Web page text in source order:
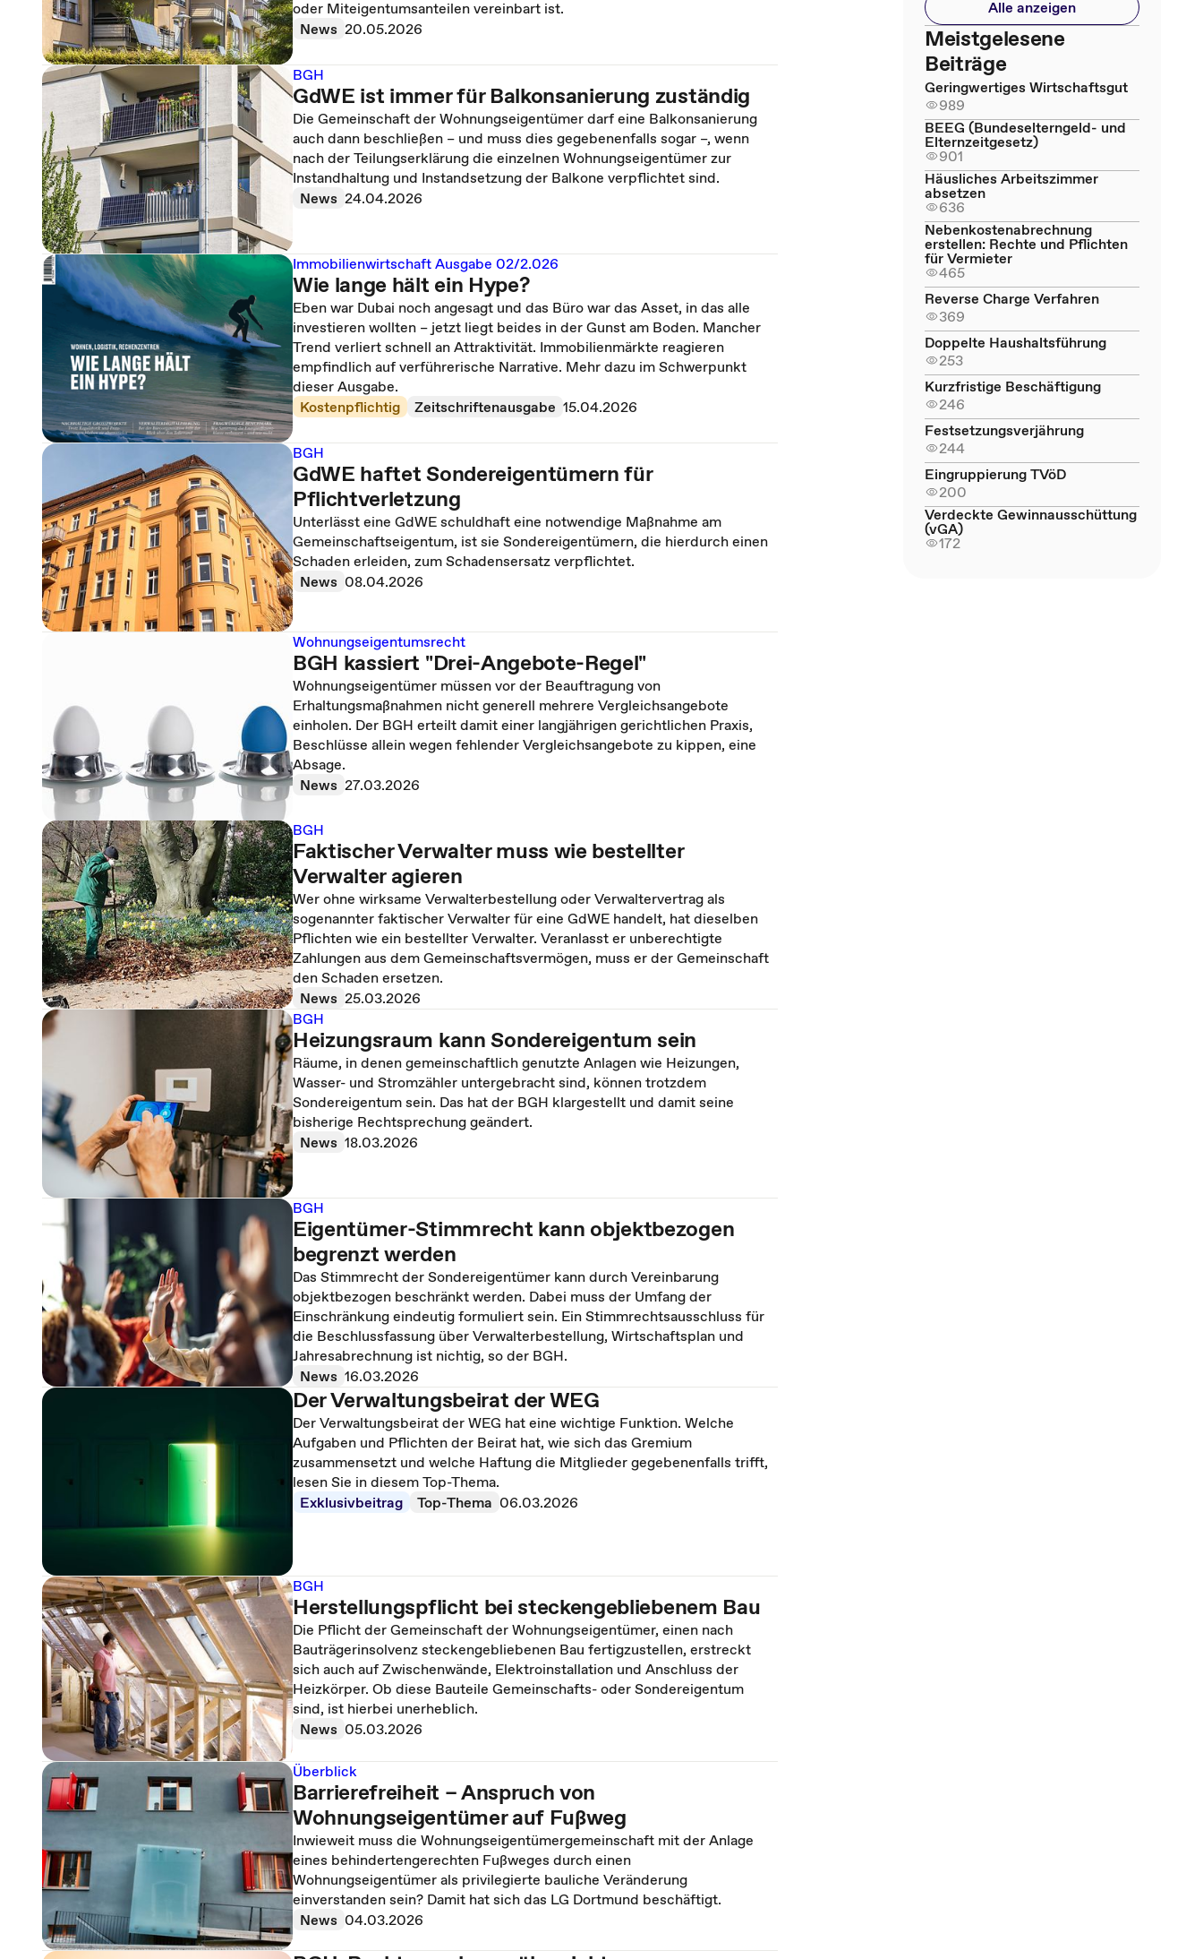
oder Miteigentumsanteilen vereinbart ist.
News 20.05.2026
BGH
GdWE ist immer für Balkonsanierung zuständig
Die Gemeinschaft der Wohnungseigentümer darf eine Balkonsanierung
auch dann beschließen – und muss dies gegebenenfalls sogar –, wenn
nach der Teilungserklärung die einzelnen Wohnungseigentümer zur
Instandhaltung und Instandsetzung der Balkone verpflichtet sind.
News 24.04.2026
Immobilienwirtschaft Ausgabe 02/2.026
Wie lange hält ein Hype?
Eben war Dubai noch angesagt und das Büro war das Asset, in das alle
investieren wollten – jetzt liegt beides in der Gunst am Boden. Mancher
Trend verliert schnell an Attraktivität. Immobilienmärkte reagieren
empfindlich auf verführerische Narrative. Mehr dazu im Schwerpunkt
dieser Ausgabe.
Kostenpflichtig
Zeitschriftenausgabe 15.04.2026
BGH
GdWE haftet Sondereigentümern für
Pflichtverletzung
Unterlässt eine GdWE schuldhaft eine notwendige Maßnahme am
Gemeinschaftseigentum, ist sie Sondereigentümern, die hierdurch einen
Schaden erleiden, zum Schadensersatz verpflichtet.
News 08.04.2026
Wohnungseigentumsrecht
BGH kassiert "Drei-Angebote-Regel"
Wohnungseigentümer müssen vor der Beauftragung von
Erhaltungsmaßnahmen nicht generell mehrere Vergleichsangebote
einholen. Der BGH erteilt damit einer langjährigen gerichtlichen Praxis,
Beschlüsse allein wegen fehlender Vergleichsangebote zu kippen, eine
Absage.
News 27.03.2026
BGH
Faktischer Verwalter muss wie bestellter
Verwalter agieren
Wer ohne wirksame Verwalterbestellung oder Verwaltervertrag als
sogenannter faktischer Verwalter für eine GdWE handelt, hat dieselben
Pflichten wie ein bestellter Verwalter. Veranlasst er unberechtigte
Zahlungen aus dem Gemeinschaftsvermögen, muss er der Gemeinschaft
den Schaden ersetzen.
News 25.03.2026
BGH
Heizungsraum kann Sondereigentum sein
Räume, in denen gemeinschaftlich genutzte Anlagen wie Heizungen,
Wasser- und Stromzähler untergebracht sind, können trotzdem
Sondereigentum sein. Das hat der BGH klargestellt und damit seine
bisherige Rechtsprechung geändert.
News 18.03.2026
BGH
Eigentümer-Stimmrecht kann objektbezogen
begrenzt werden
Das Stimmrecht der Sondereigentümer kann durch Vereinbarung
objektbezogen beschränkt werden. Dabei muss der Umfang der
Einschränkung eindeutig formuliert sein. Ein Stimmrechtsausschluss für
die Beschlussfassung über Verwalterbestellung, Wirtschaftsplan und
Jahresabrechnung ist nichtig, so der BGH.
News 16.03.2026
Der Verwaltungsbeirat der WEG
Der Verwaltungsbeirat der WEG hat eine wichtige Funktion. Welche
Aufgaben und Pflichten der Beirat hat, wie sich das Gremium
zusammensetzt und welche Haftung die Mitglieder gegebenenfalls trifft,
lesen Sie in diesem Top-Thema.
Exklusivbeitrag
Top-Thema 06.03.2026
BGH
Herstellungspflicht bei steckengebliebenem Bau
Die Pflicht der Gemeinschaft der Wohnungseigentümer, einen nach
Bauträgerinsolvenz steckengebliebenen Bau fertigzustellen, erstreckt
sich auch auf Zwischenwände, Elektroinstallation und Anschluss der
Heizkörper. Ob diese Bauteile Gemeinschafts- oder Sondereigentum
sind, ist hierbei unerheblich.
News 05.03.2026
Überblick
Barrierefreiheit – Anspruch von
Wohnungseigentümer auf Fußweg
Inwieweit muss die Wohnungseigentümergemeinschaft mit der Anlage
eines behindertengerechten Fußweges durch einen
Wohnungseigentümer als privilegierte bauliche Veränderung
einverstanden sein? Damit hat sich das LG Dortmund beschäftigt.
News 04.03.2026
Alle anzeigen
Meistgelesene
Beiträge
Geringwertiges Wirtschaftsgut
989
BEEG (Bundeselterngeld- und
Elternzeitgesetz)
901
Häusliches Arbeitszimmer
absetzen
636
Nebenkostenabrechnung
erstellen: Rechte und Pflichten
für Vermieter
465
Reverse Charge Verfahren
369
Doppelte Haushaltsführung
253
Kurzfristige Beschäftigung
246
Festsetzungsverjährung
244
Eingruppierung TVöD
200
Verdeckte Gewinnausschüttung
(vGA)
172